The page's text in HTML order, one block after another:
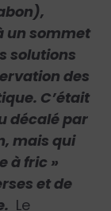
un sommet
solutions
des
C’était
décalé par
mais qui
à fric »
et de
Le